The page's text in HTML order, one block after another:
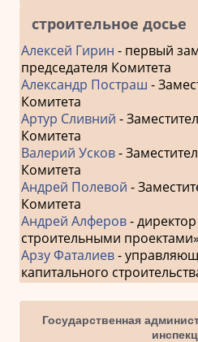
строительное досье
Алексей Гирин - первый
председателя Комитета
Александр Постраш -
Комитета
Артур Сливний -
Комитета
Валерий Усков-
Комитета
Андрей Полевой -
Комитета
Андрей Алферов-
строительными проектами»
Арзу Фаталиев-
капитального
Государственная